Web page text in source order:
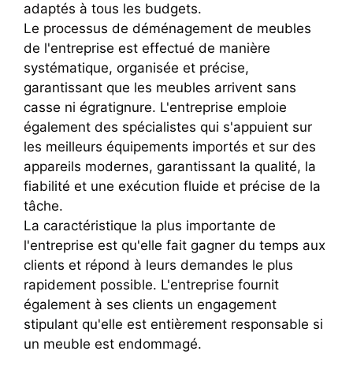
adaptés à tous les budgets.
Le processus de déménagement de meubles
de l'entreprise est effectué de manière
systématique, organisée et précise,
garantissant que les meubles arrivent sans
casse ni égratignure. L'entreprise emploie
également des spécialistes qui s'appuient sur
les meilleurs équipements importés et sur des
appareils modernes, garantissant la qualité, la
fiabilité et une exécution fluide et précise de la
tâche.
La caractéristique la plus importante de
l'entreprise est qu'elle fait gagner du temps aux
clients et répond à leurs demandes le plus
rapidement possible. L'entreprise fournit
également à ses clients un engagement
stipulant qu'elle est entièrement responsable si
un meuble est endommagé.